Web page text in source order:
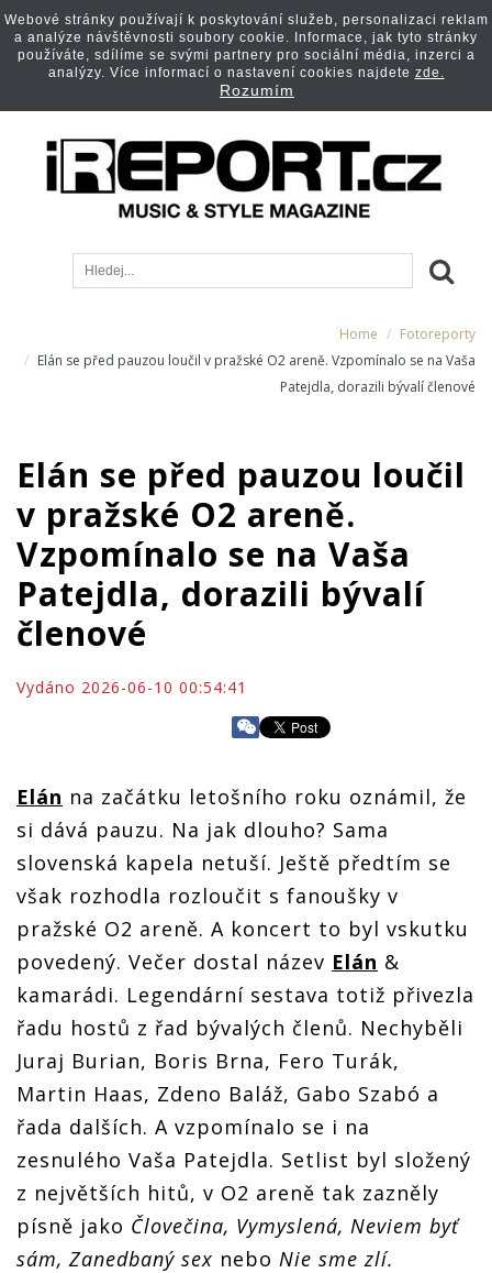
Home
Fotoreporty
Elán se před pauzou loučil v pražské O2 areně. Vzpomínalo se na Vaša
Patejdla, dorazili bývalí členové
Elán se před pauzou loučil
v pražské O2 areně.
Vzpomínalo se na Vaša
Patejdla, dorazili bývalí
členové
Vydáno 2026-06-10 00:54:41
Elán na začátku letošního roku oznámil, že
si dává pauzu. Na jak dlouho? Sama
slovenská kapela netuší. Ještě předtím se
však rozhodla rozloučit s fanoušky v
pražské O2 areně. A koncert to byl vskutku
povedený. Večer dostal název Elán &
kamarádi. Legendární sestava totiž přivezla
řadu hostů z řad bývalých členů. Nechyběli
Juraj Burian, Boris Brna, Fero Turák,
Martin Haas, Zdeno Baláž, Gabo Szabó a
řada dalších. A vzpomínalo se i na
zesnulého Vaša Patejdla. Setlist byl složený
z největších hitů, v O2 areně tak zazněly
písně jako Človečina, Vymyslená, Neviem byť
sám, Zanedbaný sex nebo Nie sme zlí.
Webové stránky používají k poskytování služeb, personalizaci reklam
a analýze návštěvnosti soubory cookie. Informace, jak tyto stránky
používáte, sdílíme se svými partnery pro sociální média, inzerci a
analýzy. Více informací o nastavení cookies najdete zde.
Rozumím